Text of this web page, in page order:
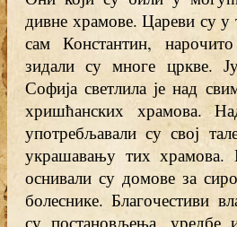
дивне храмове. Цареви су
сам Константин,
зидали су многе цркве.
Софија светлила је над
хришћанских храмова.
употребљавали су свој
украшавању тих
оснивали су домове за
болеснике. Благочестиви
су постановљења, уредбе